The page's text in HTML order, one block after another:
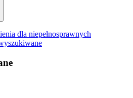
dla niepełnosprawnych